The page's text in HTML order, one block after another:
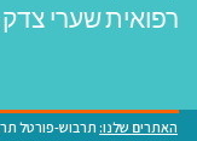
רפואיתשערי צדק
האתרים שלנו: תרבוש-פורטל